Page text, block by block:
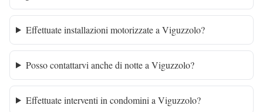
Effettuate installazioni motorizzate a Viguzzolo?
Posso contattarvi anche di notte a Viguzzolo?
Effettuate interventi in condomini a Viguzzolo?